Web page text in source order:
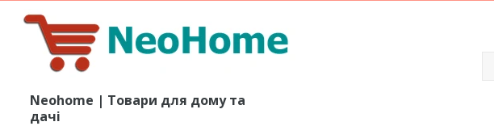
Neohome | Товари для дому та
дачі